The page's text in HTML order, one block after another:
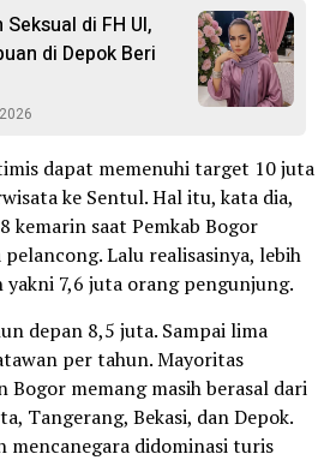
di FH UI,
di Depok Beri
dapat memenuhi target 10 juta
ke Sentul. Hal itu, kata dia,
kemarin saat Pemkab Bogor
Lalu realisasinya, lebih
7,6 juta orang pengunjung.
depan 8,5 juta. Sampai lima
per tahun. Mayoritas
Bogor memang masih berasal dari
Tangerang, Bekasi, dan Depok.
mencanegara didominasi turis